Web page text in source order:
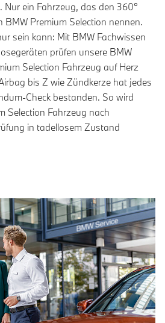
ein Fahrzeug, das den 360°
BMW Premium Selection nennen.
sein kann: Mit BMW Fachwissen
prüfen unsere BMW
Selection Fahrzeug auf Herz
bis Z wie Zündkerze hat jedes
Check bestanden. So wird
Selection Fahrzeug nach
in tadellosem Zustand